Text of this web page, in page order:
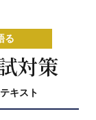
る
対策
キスト